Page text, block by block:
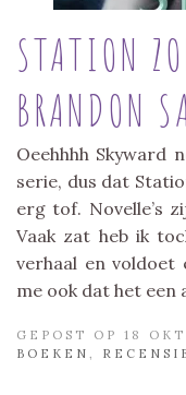
STATION
BRANDON
Oeehhhh Skyward
serie, dus dat
erg tof. Novelle’s
Vaak zat heb ik
verhaal en
me ook dat het een
GEPOST OP 18
BOEKEN ,